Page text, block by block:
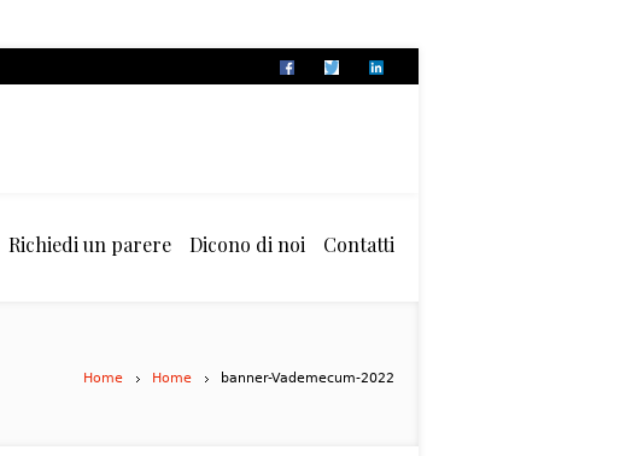
Richiedi un parere Dicono di noi Contatti
Home Home banner-Vademecum-2022